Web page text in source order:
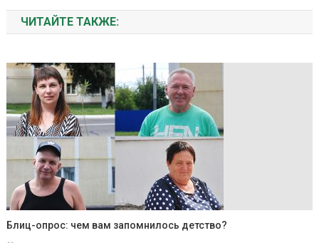
ЧИТАЙТЕ ТАКЖЕ:
Блиц-опрос: чем вам запомнилось детство?